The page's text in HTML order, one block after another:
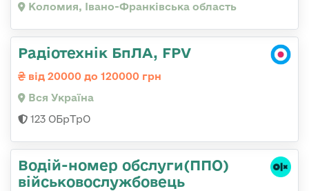
Коломия, Івано-Франківська область
Радіотехнік БпЛА, FPV
від 20000 до 120000 грн
Вся Україна
123 ОБрТрО
Водій-номер обслуги(ППО)
військовослужбовець